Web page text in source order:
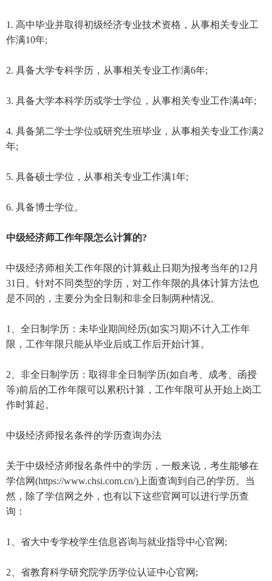
1. 高中毕业并取得初级经济专业技术资格，从事相关专业工
作满10年;
2. 具备大学专科学历，从事相关专业工作满6年;
3. 具备大学本科学历或学士学位，从事相关专业工作满4年;
4. 具备第二学士学位或研究生班毕业，从事相关专业工作满2
年;
5. 具备硕士学位，从事相关专业工作满1年;
6. 具备博士学位。
中级经济师工作年限怎么计算的?
中级经济师相关工作年限的计算截止日期为报考当年的12月
31日。针对不同类型的学历，对工作年限的具体计算方法也
是不同的，主要分为全日制和非全日制两种情况。
1、全日制学历：未毕业期间经历(如实习期)不计入工作年
限，工作年限只能从毕业后或工作后开始计算。
2、非全日制学历：取得非全日制学历(如自考、成考、函授
等)前后的工作年限可以累积计算，工作年限可从开始上岗工
作时算起。
中级经济师报名条件的学历查询办法
关于中级经济师报名条件中的学历，一般来说，考生能够在
学信网(https://www.chsi.com.cn/)上面查询到自己的学历。当
然，除了学信网之外，也有以下这些官网可以进行学历查
询：
1、省大中专学校学生信息咨询与就业指导中心官网;
2、省教育科学研究院学历学位认证中心官网;